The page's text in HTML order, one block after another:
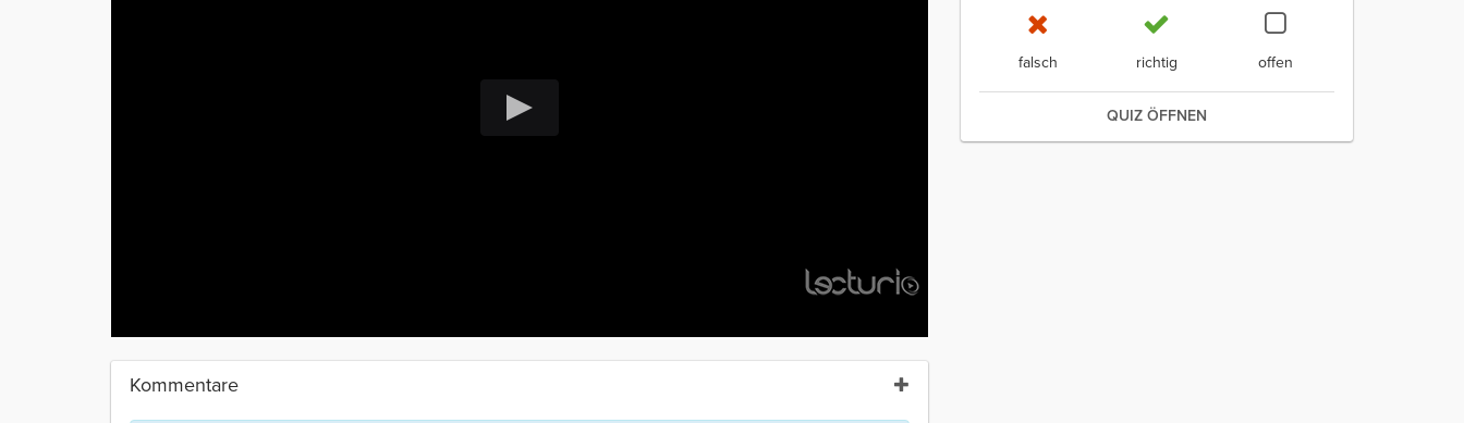
Kommentare
falsch richtig offen
QUIZ ÖFFNEN